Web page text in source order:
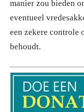
manier zou bieden
eventueel
een zekere controle
behoudt.